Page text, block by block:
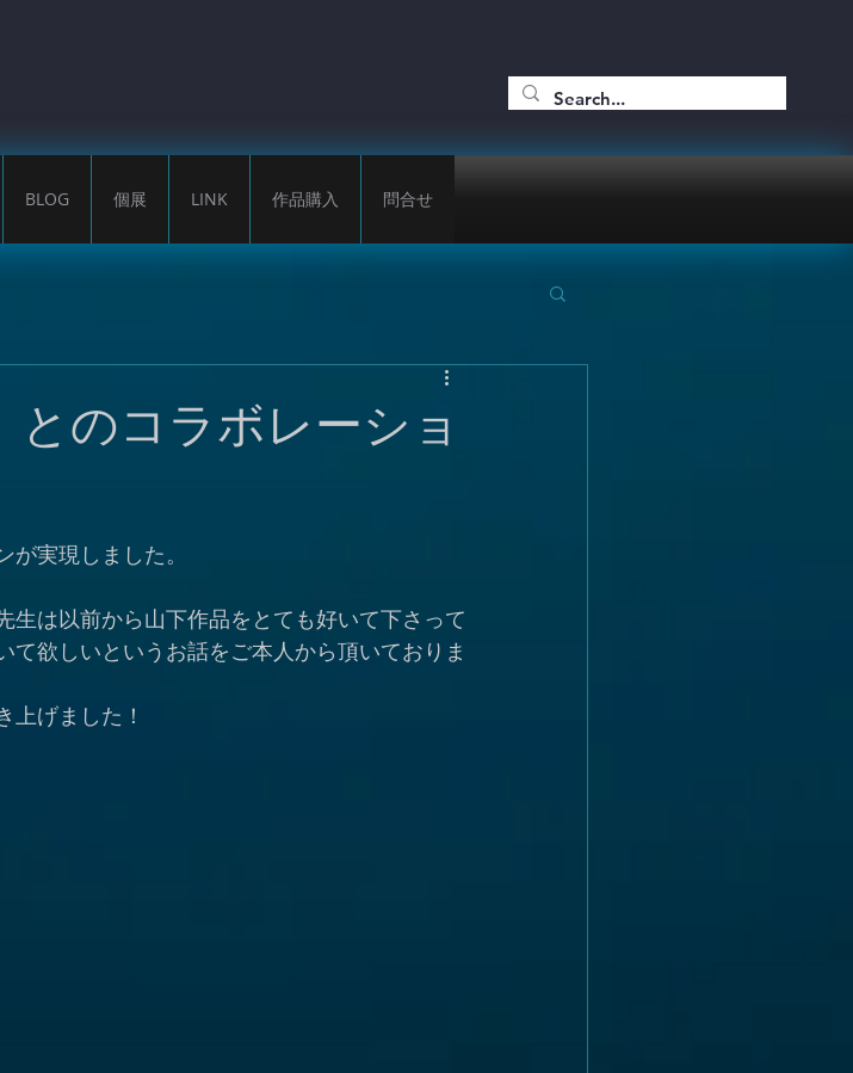
BLOG 個展 LINK 作品購入 問合せ
のコラボレーショ
実現しました。
は以前から山下作品をとても好いて下さって
欲しいというお話をご本人から頂いておりま
上げました！